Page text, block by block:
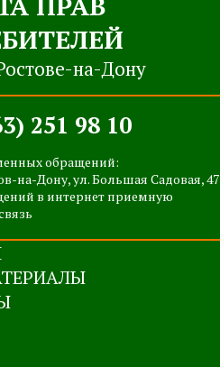
на-Дону
251 98 10
обращений:
на-Дону, ул. Большая Садовая, 47
в интернет приемную